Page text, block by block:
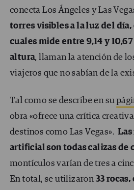
conecta Los Ángeles y Las
torres visibles a la luz del día,
cuales mide entre 9,14 y
altura, llaman la atención de
viajeros que no sabían de la
Tal como se describe en su
obra «ofrece una crítica
destinos como Las Vegas». Las
artificial son todas calizas de
montículos varían de tres a
En total, se utilizaron33